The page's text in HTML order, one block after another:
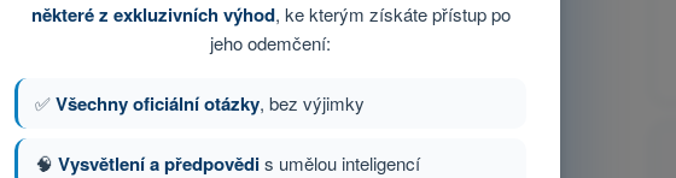
některé z exkluzivních výhod, ke kterým získáte přístup po
jeho odemčení:
✅Všechny oficiální otázky, bez výjimky
🧠 Vysvětlení a předpovědis umělou inteligencí